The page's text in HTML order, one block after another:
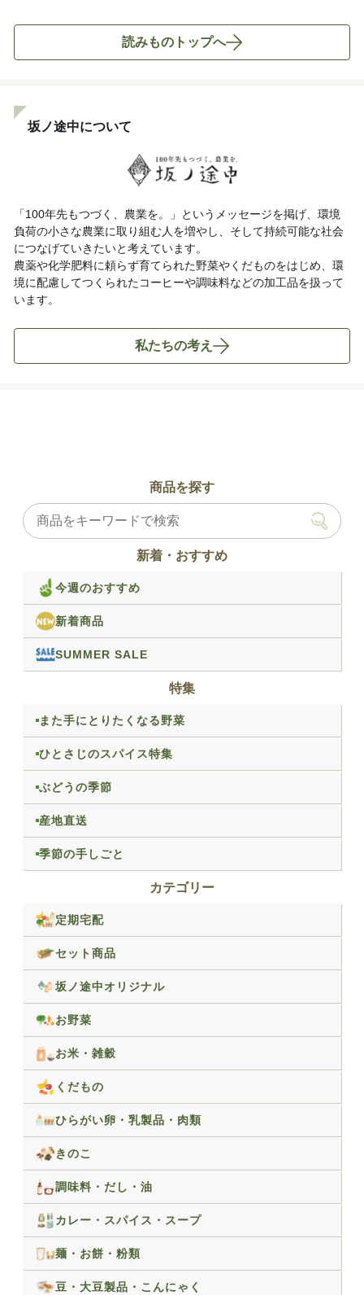
読みものトップへ
坂ノ途中について
「100年先もつづく、農業を。」というメッセージを掲げ、環境
負荷の小さな農業に取り組む人を増やし、そして持続可能な社会
につなげていきたいと考えています。
農薬や化学肥料に頼らず育てられた野菜やくだものをはじめ、環
境に配慮してつくられたコーヒーや調味料などの加工品を扱って
います。
私たちの考え
商品を探す
新着・おすすめ
今週のおすすめ
新着商品
SUMMER SALE
特集
また手にとりたくなる野菜
ひとさじのスパイス特集
ぶどうの季節
産地直送
季節の手しごと
カテゴリー
定期宅配
セット商品
坂ノ途中オリジナル
お野菜
お米・雑穀
くだもの
ひらがい卵・乳製品・肉類
きのこ
調味料・だし・油
カレー・スパイス・スープ
麺・お餅・粉類
豆・大豆製品・こんにゃく